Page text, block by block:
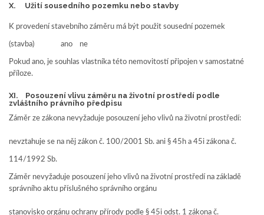
X. Užití sousedního pozemku nebo stavby
K provedení stavebního záměru má být použit sousední pozemek
(stavba) ano ne
Pokud ano, je souhlas vlastníka této nemovitostí připojen v samostatné
příloze.
XI. Posouzení vlivu záměru na životní prostředí podle
zvláštního právního předpisu
Záměr ze zákona nevyžaduje posouzení jeho vlivů na životní prostředí:
nevztahuje se na něj zákon č. 100/2001 Sb. ani § 45h a 45i zákona č.
114/1992 Sb.
Záměr nevyžaduje posouzení jeho vlivů na životní prostředí na základě
správního aktu příslušného správního orgánu
stanovisko orgánu ochrany přírody podle § 45i odst. 1 zákona č.